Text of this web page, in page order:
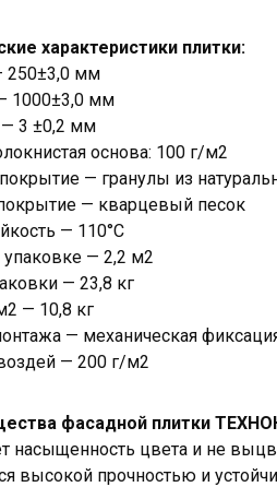
характеристики плитки:
250±3,0 мм
1000±3,0 мм
3 ±0,2 мм
основа: 100 г/м2
— гранулы из
— кварцевый песок
— 110°C
— 2,2 м2
— 23,8 кг
— 10,8 кг
— механическая
— 200 г/м2
фасадной плитки
насыщенность цвета и не
высокой прочностью и